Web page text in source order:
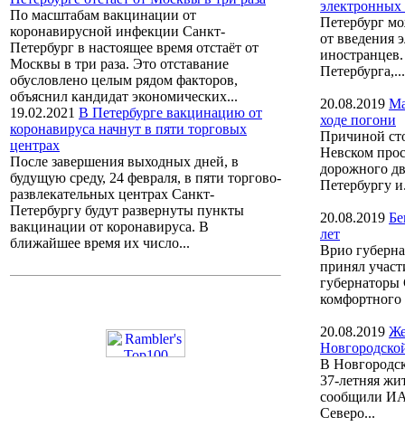
По масштабам вакцинации от
коронавирусной инфекции Санкт-
Петербург в настоящее время отстаёт от
Москвы в три раза. Это отставание
обусловлено целым рядом факторов,
объяснил кандидат экономических...
19.02.2021 В Петербурге вакцинацию от
коронавируса начнут в пяти торговых
центрах
После завершения выходных дней, в
будущую среду, 24 февраля, в пяти торгово-
развлекательных центрах Санкт-
Петербургу будут развернуты пункты
вакцинации от коронавируса. В
ближайшее время их число...
электронных
Петербург
от введения
Петербурга,...
20.08.2019
ходе погони
Причиной
Невском
дорожного
Петербургу
20.08.2019
лет
Врио
принял
губернаторы
комфортного
20.08.2019
В
37-летняя
сообщили
Северо...